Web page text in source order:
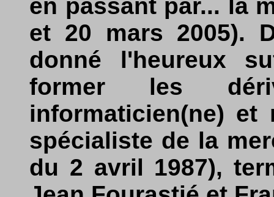
en passant par... la
et 20 mars 2005).
donné l'heureux
former les
informaticien(ne) et
spécialiste de la
du 2 avril 1987),